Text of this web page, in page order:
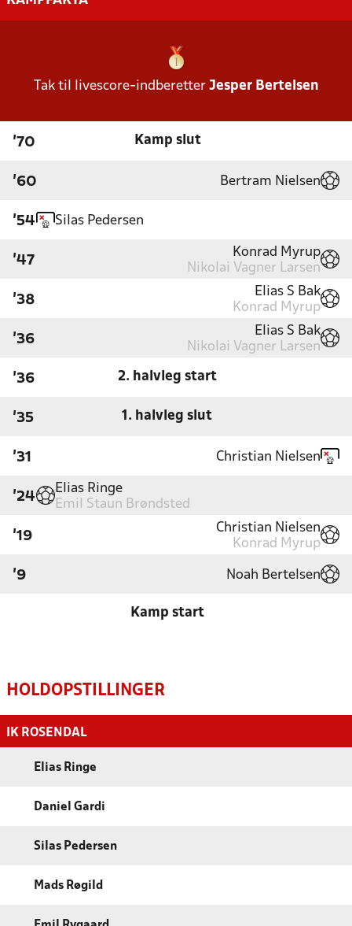
Tak til livescore-indberetter Jesper Bertelsen
'70 Kamp slut
'60 Bertram Nielsen
'54 Silas Pedersen
'47
Konrad Myrup
Nikolai Vagner Larsen
'38
Elias S Bak
Konrad Myrup
'36
Elias S Bak
Nikolai Vagner Larsen
'36 2. halvleg start
'35 1. halvleg slut
'31 Christian Nielsen
'24
Elias Ringe
Emil Staun Brøndsted
'19
Christian Nielsen
Konrad Myrup
'9 Noah Bertelsen
Kamp start
HOLDOPSTILLINGER
IK ROSENDAL
Elias Ringe
Daniel Gardi
Silas Pedersen
Mads Røgild